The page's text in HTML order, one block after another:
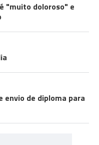
"muito doloroso" e
envio de diploma para